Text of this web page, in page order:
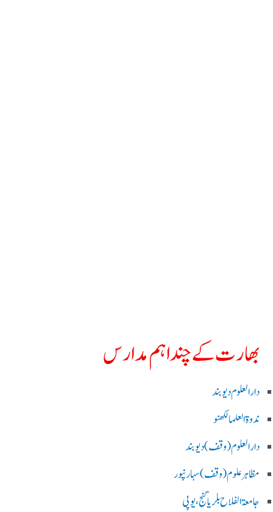
بھارت کے چند اہم مدارس
دارالعلوم دیوبند
ندوۃالعلما لکھنو
دارالعلوم (وقف)دیوبند
مظاہرعلوم (وقف)سہارنپور
جامعۃ الفلاح بلریاگنج،یوپی